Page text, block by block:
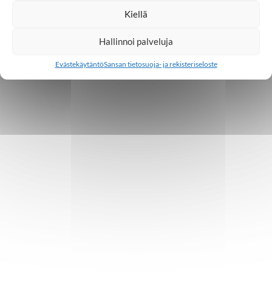
Kiellä
Hallinnoi palveluja
EvästekäytäntöSansan tietosuoja- ja rekisteriseloste